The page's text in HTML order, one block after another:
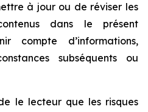
à jour ou de réviser les
dans le présent
compte d’informations,
subséquents ou
le lecteur que les risques